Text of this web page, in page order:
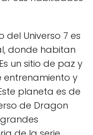
del Universo 7 es
donde habitan
un sitio de paz y
y
planeta es de
de Dragon